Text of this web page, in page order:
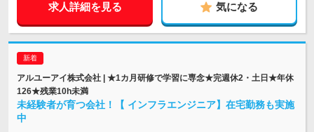
求人詳細を見る 気になる
アルユーアイ株式会社 | ★1カ月研修で学習に専念★完週休2・土日★年休
126★残業10h未満
未経験者が育つ会社！【 インフラエンジニア】在宅勤務も実施
中